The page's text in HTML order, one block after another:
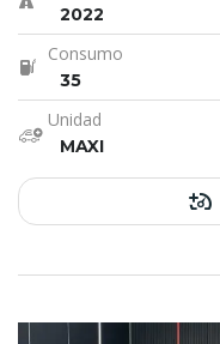
2022
Consumo
35
Unidad
MAXI